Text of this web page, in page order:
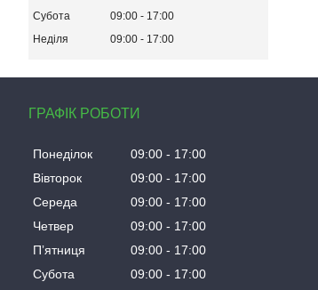
Субота
09:00
17:00
Неділя
09:00 17:00
ГРАФІК РОБОТИ
Понеділок 09:00
17:00
Вівторок
09:00
17:00
Середа
09:00
17:00
Четвер
09:00
17:00
Пʼятниця
09:00
17:00
Субота
09:00 17:00